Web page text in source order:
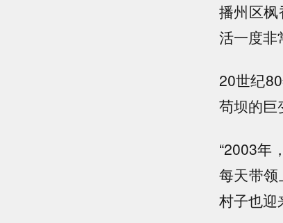
播州区
活一度非
20世纪
苟坝的巨
“2003年
每天带
村子也迎